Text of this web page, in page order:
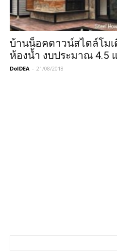
บ้านน็อคดาวน์สไตล์โมเ
ห้องน้ำ งบประมาณ 4.5
DoIDEA - 21/08/2018